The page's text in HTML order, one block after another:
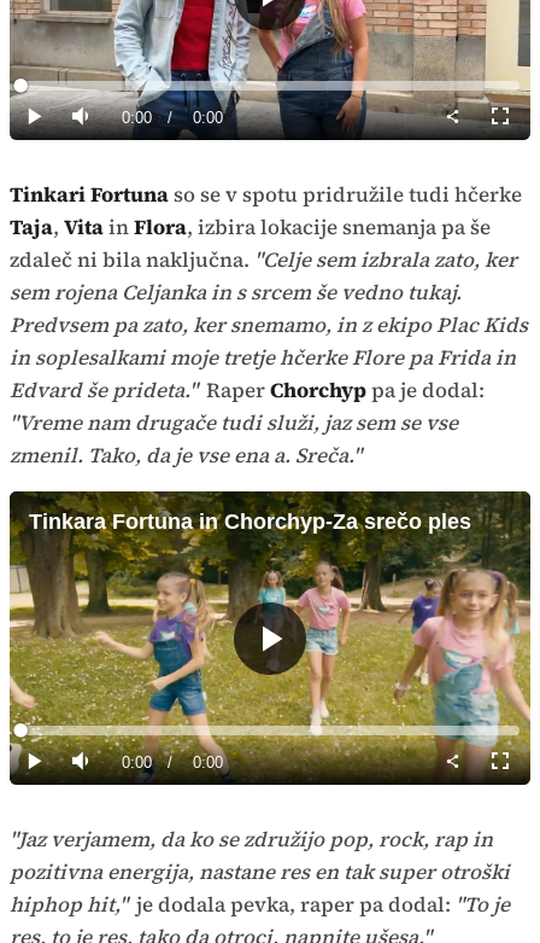
Predvajaj
Predvajaj
Tiho Current
0:00 / Duration
0:00
Loaded:
0%
način
Tinkari Fortunaso se v spotu pridružile tudi hčerke
Taja, VitainFlora, izbira lokacije snemanja pa še
zdaleč ni bila naključna. "Celje sem izbrala zato, ker
sem rojena Celjanka in s srcem še vedno tukaj.
Predvsem pa zato, ker snemamo, in z ekipo Plac Kids
in soplesalkami moje tretje hčerke Flore pa Frida in
Edvard še prideta." RaperChorchyppa je dodal:
"Vreme nam drugače tudi služi, jaz sem se vse
zmenil. Tako, da je vse ena a. Sreča."
Tinkara Fortuna in Chorchyp-Za srečo ples
Predvajaj
PredvajajTiho Current
0:00 / Duration
0:00
Loaded:
0%
način
"Jaz verjamem, da ko se združijo pop, rock, rap in
pozitivna energija, nastane res en tak super otroški
hiphop hit," je dodala pevka, raper pa dodal: "To je
res, to je res, tako da otroci, napnite ušesa."